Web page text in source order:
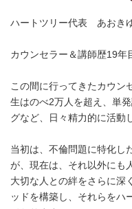
ハートツリー代表 あおき
カウンセラー＆講師歴19年
この間に行ってきたカウン
生はのべ2万人を超え、単
グなど、日々精力的に活動
当初は、不倫問題に特化し
が、現在は、それ以外にも
大切な人との絆をさらに深
ッドを構築し、それらをハ